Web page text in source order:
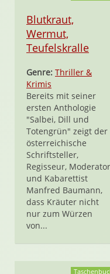
Blutkraut,
Wermut,
Teufelskralle
Genre: Thriller &
Krimis
Bereits mit seiner
ersten Anthologie
"Salbei, Dill und
Totengrün" zeigt der
österreichische
Schriftsteller,
Regisseur, Moderator
und Kabarettist
Manfred Baumann,
dass Kräuter nicht
nur zum Würzen
von...